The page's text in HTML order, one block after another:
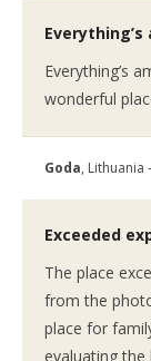
Everything’s
Everything’s
wonderful
Goda,
Exceeded
The place
from the
place for
evaluating